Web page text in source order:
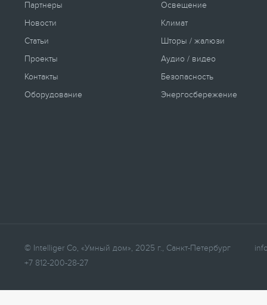
Партнеры
Новости
Статьи
Проекты
Контакты
Оборудование
Освещение
Климат
Шторы / жалюзи
Аудио / видео
Безопасность
Энергосбережение
© Intelliger Co, «Умный дом», 2025 г., Санкт-Петербург
+7 812-200-28-27